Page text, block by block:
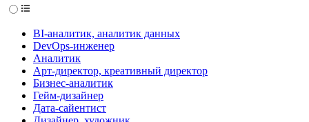
BI-аналитик, аналитик данных
DevOps-инженер
Аналитик
Арт-директор, креативный директор
Бизнес-аналитик
Гейм-дизайнер
Дата-сайентист